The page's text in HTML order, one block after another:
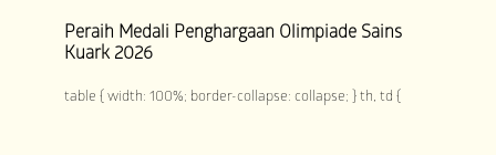
Peraih Medali Penghargaan Olimpiade Sains
Kuark 2026
table { width: 100%; border-collapse: collapse; } th, td {